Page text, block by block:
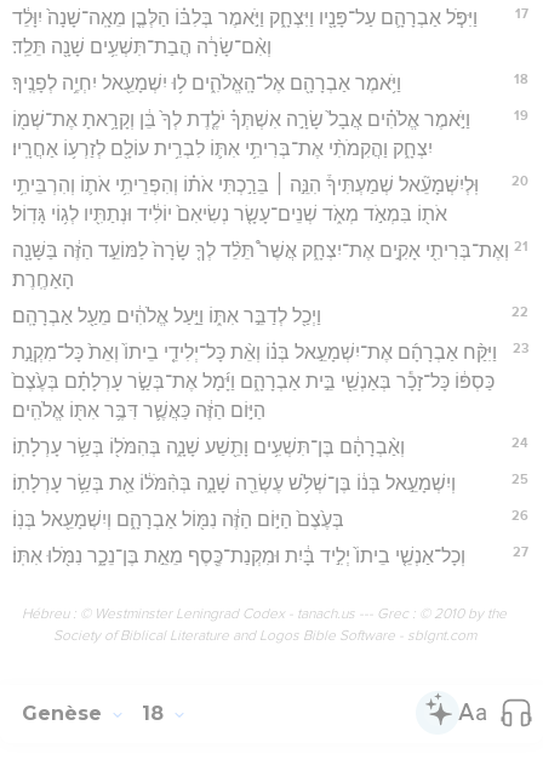
17
וַיִּפֹּ֧ל אַבְרָהָ֛ם עַל־פָּנָ֖יו וַיִּצְחָ֑ק וַיֹּ֣אמֶר בְּלִבּ֗וֹ הַלְּבֶ֤ן מֵאָֽה־שָׁנָה֙ יִוָּלֵ֔ד
וְאִ֨ם־שָׂרָ֔ה הֲבַת־תִּשְׁעִ֥ים שָׁנָ֖ה תֵּלֵֽד׃
18 וַיֹּ֥אמֶר אַבְרָהָ֖ם אֶל־הָֽאֱלֹהִ֑ים ל֥וּ יִשְׁמָעֵ֖אל יִחְיֶ֥ה לְפָנֶֽיךָ׃
19
וַיֹּ֣אמֶר אֱלֹהִ֗ים אֲבָל֙ שָׂרָ֣ה אִשְׁתְּךָ֗ יֹלֶ֤דֶת לְךָ֙ בֵּ֔ן וְקָרָ֥אתָ אֶת־שְׁמ֖וֹ
יִצְחָ֑ק וַהֲקִמֹתִ֨י אֶת־בְּרִיתִ֥י אִתּ֛וֹ לִבְרִ֥ית עוֹלָ֖ם לְזַרְע֥וֹ אַחֲרָֽיו׃
20
וּֽלְיִשְׁמָעֵ֘אל שְׁמַעְתִּיךָ֒ הִנֵּ֣ה ׀ בֵּרַ֣כְתִּי אֹת֗וֹ וְהִפְרֵיתִ֥י אֹת֛וֹ וְהִרְבֵּיתִ֥י
אֹת֖וֹ בִּמְאֹ֣ד מְאֹ֑ד שְׁנֵים־עָשָׂ֤ר נְשִׂיאִם֙ יוֹלִ֔יד וּנְתַתִּ֖יו לְג֥וֹי גָּדֽוֹל׃
21 וְאֶת־בְּרִיתִ֖י אָקִ֣ים אֶת־יִצְחָ֑ק אֲשֶׁר֩ תֵּלֵ֨ד לְךָ֤ שָׂרָה֙ לַמּוֹעֵ֣ד הַזֶּ֔ה בַּשָּׁנָ֖ה
הָאַחֶֽרֶת׃
22 וַיְכַ֖ל לְדַבֵּ֣ר אִתּ֑וֹ וַיַּ֣עַל אֱלֹהִ֔ים מֵעַ֖ל אַבְרָהָֽם׃
23
וַיִּקַּ֨ח אַבְרָהָ֜ם אֶת־יִשְׁמָעֵ֣אל בְּנ֗וֹ וְאֵ֨ת כָּל־יְלִידֵ֤י בֵיתוֹ֙ וְאֵת֙ כָּל־מִקְנַ֣ת
כַּסְפּ֔וֹ כָּל־זָכָ֕ר בְּאַנְשֵׁ֖י בֵּ֣ית אַבְרָהָ֑ם וַיָּ֜מָל אֶת־בְּשַׂ֣ר עָרְלָתָ֗ם בְּעֶ֙צֶם֙
הַיּ֣וֹם הַזֶּ֔ה כַּאֲשֶׁ֛ר דִּבֶּ֥ר אִתּ֖וֹ אֱלֹהִֽים׃
24 וְאַ֨בְרָהָ֔ם בֶּן־תִּשְׁעִ֥ים וָתֵ֖שַׁע שָׁנָ֑ה בְּהִמֹּל֖וֹ בְּשַׂ֥ר עָרְלָתֽוֹ׃
25 וְיִשְׁמָעֵ֣אל בְּנ֔וֹ בֶּן־שְׁלֹ֥שׁ עֶשְׂרֵ֖ה שָׁנָ֑ה בְּהִ֨מֹּל֔וֹ אֵ֖ת בְּשַׂ֥ר עָרְלָתֽוֹ׃
26 בְּעֶ֙צֶם֙ הַיּ֣וֹם הַזֶּ֔ה נִמּ֖וֹל אַבְרָהָ֑ם וְיִשְׁמָעֵ֖אל בְּנֽוֹ׃
27 וְכָל־אַנְשֵׁ֤י בֵיתוֹ֙ יְלִ֣יד בָּ֔יִת וּמִקְנַת־כֶּ֖סֶף מֵאֵ֣ת בֶּן־נֵכָ֑ר נִמֹּ֖לוּ אִתּֽוֹ׃
Hébreu : © Westminster Leningrad Codex - tanach.us --- Grec : © 2010 by the
Society of Biblical Literature and Logos Bible Software - sblgnt.com
Genèse 18